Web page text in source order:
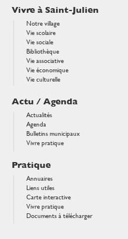
Vivre à Saint-Julien
Notre village
Vie scolaire
Vie sociale
Bibliothèque
Vie associative
Vie économique
Vie culturelle
Actu / Agenda
Actualités
Agenda
Bulletins municipaux
Vivre pratique
Pratique
Annuaires
Liens utiles
Carte interactive
Vivre pratique
Documents à télécharger